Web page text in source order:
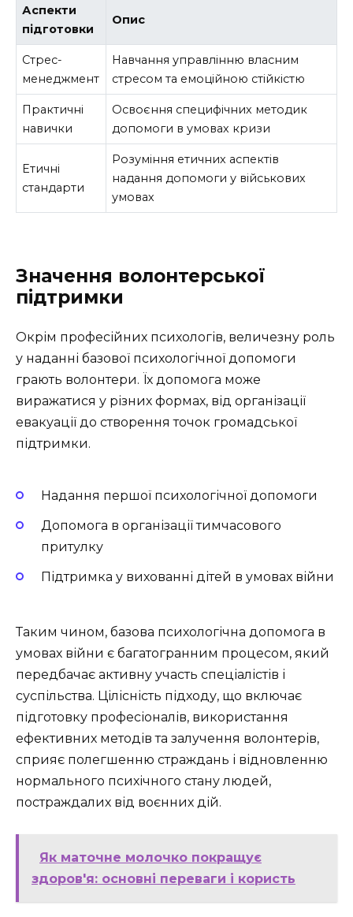
Аспекти
підготовки
Опис
Стрес-
менеджмент
Навчання управлінню власним
стресом та емоційною стійкістю
Практичні
навички
Освоєння специфічних методик
допомоги в умовах кризи
Етичні
стандарти
Розуміння етичних аспектів
надання допомоги у військових
умовах
Значення волонтерської
підтримки
Окрім професійних психологів, величезну роль
у наданні базової психологічної допомоги
грають волонтери. Їх допомога може
виражатися у різних формах, від організації
евакуації до створення точок громадської
підтримки.
Надання першої психологічної допомоги
Допомога в організації тимчасового
притулку
Підтримка у вихованні дітей в умовах війни
Таким чином, базова психологічна допомога в
умовах війни є багатогранним процесом, який
передбачає активну участь спеціалістів і
суспільства. Цілісність підходу, що включає
підготовку професіоналів, використання
ефективних методів та залучення волонтерів,
сприяє полегшенню страждань і відновленню
нормального психічного стану людей,
постраждалих від воєнних дій.
Як маточне молочко покращує
здоров'я: основні переваги і користь